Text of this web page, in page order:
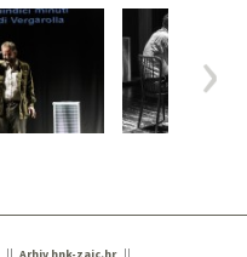
Arhiv hnk-zajc.hr